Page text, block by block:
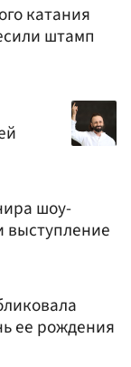
катания
штамп
шоу-
выступление
ее рождения